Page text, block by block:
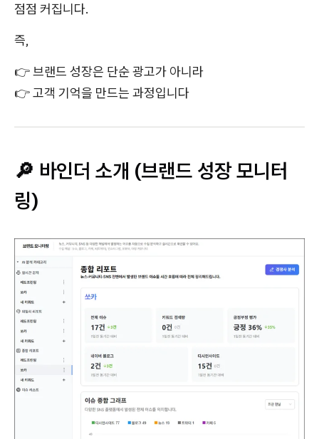
점점 커집니다.
즉,
👉 브랜드 성장은 단순 광고가 아니라
👉 고객 기억을 만드는 과정입니다
🔎 바인더 소개 (브랜드 성장 모니터
링)